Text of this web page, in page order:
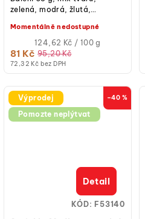
72,32 Kč bez DPH
81 Kč 95,20 Kč
Měrná
cena:
124,62 Kč / 100 g
Momentálně nedostupné
zelená, modrá, žlutá,
vhodné na cupcakes, dorty,
donuty, cake pops,...
Výprodej
Pomozte neplýtvat
–40 %
Detail
KÓD: F53140